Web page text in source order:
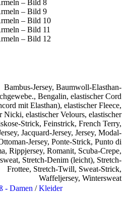
Bambus-Jersey, Baumwoll-Elasthan-
, Bengalin, elastischer Cord
mit Elasthan), elastischer Fleece,
Nicki, elastischer Velours, elastischer
Strick, Feinstrick, French Terry,
, Jacquard-Jersey, Jersey, Modal-
Jersey, Ponte-Strick, Punto di
, Rippjersey, Romanit, Scuba-Crepe,
, Stretch-Denim (leicht), Stretch-
Frottee, Stretch-Twill, Sweat-Strick,
Waffeljersey, Wintersweat
- Damen / Kleider